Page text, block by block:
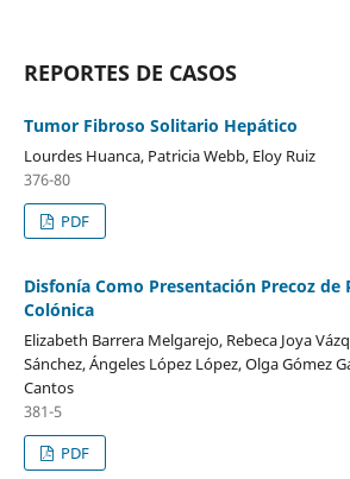
REPORTES DE CASOS
Tumor Fibroso Solitario Hepático
Lourdes Huanca, Patricia Webb, Eloy Ruiz
376-80
PDF
Disfonía Como Presentación Precoz de
Colónica
Elizabeth Barrera Melgarejo, Rebeca Joya
Sánchez, Ángeles López López, Olga Gómez
Cantos
381-5
PDF